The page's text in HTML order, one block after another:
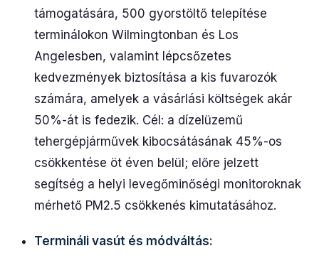
támogatására, 500 gyorstöltő telepítése
terminálokon Wilmingtonban és Los
Angelesben, valamint lépcsőzetes
kedvezmények biztosítása a kis fuvarozók
számára, amelyek a vásárlási költségek akár
50%-át is fedezik. Cél: a dízelüzemű
tehergépjárművek kibocsátásának 45%-os
csökkentése öt éven belül; előre jelzett
segítség a helyi levegőminőségi monitoroknak
mérhető PM2.5 csökkenés kimutatásához.
Termináli vasút és módváltás: